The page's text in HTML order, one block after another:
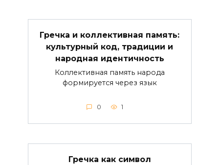
Гречка и коллективная память:
культурный код, традиции и
народная идентичность
Коллективная память народа
формируется через язык
0 1
Гречка как символ